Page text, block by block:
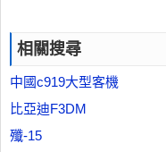
相關搜尋
中國c919大型客機
比亞迪F3DM
殲-15